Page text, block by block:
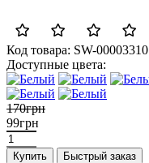
Код товара: SW-00003310
Доступные цвета:
170грн
99грн
Купить Быстрый заказ